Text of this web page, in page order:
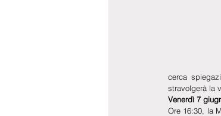
cerca
stravolgerà la
Venerdì 7
Ore 16:30, la